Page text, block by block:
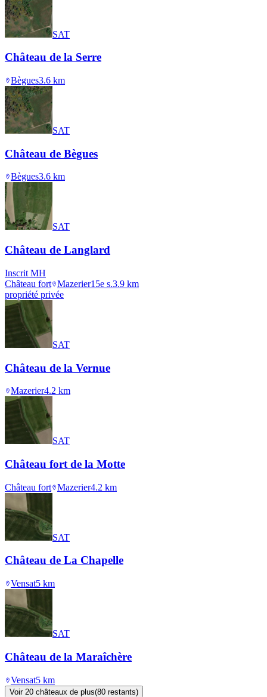
SAT
Château de la Serre
Bègues3.6 km
SAT
Château de Bègues
Bègues3.6 km
SAT
Château de Langlard
Inscrit MH
Château fort Mazerier15e s.3.9 km
propriété privée
SAT
Château de la Vernue
Mazerier4.2 km
SAT
Château fort de la Motte
Château fort Mazerier4.2 km
SAT
Château de La Chapelle
Vensat5 km
SAT
Château de la Maraîchère
Vensat5 km
Voir 20 châteaux de plus(80 restants)